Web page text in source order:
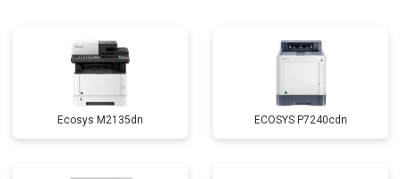
Ecosys M2135dn ECOSYS P7240cdn